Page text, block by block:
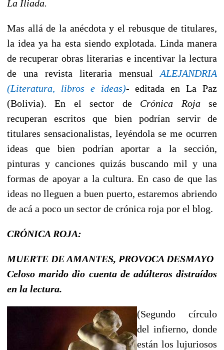
La Iliada.
Mas allá de la anécdota y el rebusque de titulares,
la idea ya ha esta siendo explotada. Linda manera
de recuperar obras literarias e incentivar la lectura
de una revista literaria mensual  ALEJANDRIA
(Literatura, libros e ideas)- editada en La Paz
(Bolivia). En el sector de Crónica Rojase
recuperan escritos que bien podrían servir de
titulares sensacionalistas, leyéndola se me ocurren
ideas que bien podrían aportar a la sección,
pinturas y canciones quizás buscando mil y una
formas de apoyar a la cultura. En caso de que las
ideas no lleguen a buen puerto, estaremos abriendo
de acá a poco un sector de crónica roja por el blog.
CRÓNICA ROJA:
MUERTE DE AMANTES, PROVOCA DESMAYO
Celoso marido dio cuenta de adúlteros distraídos
en la lectura.
(Segundo círculo
del infierno, donde
están los lujuriosos